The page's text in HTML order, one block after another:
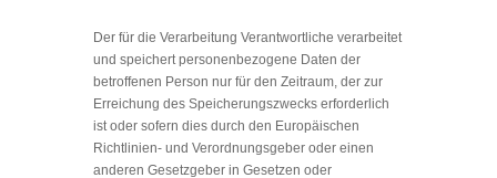
Der für die Verarbeitung Verantwortliche verarbeitet
und speichert personenbezogene Daten der
betroffenen Person nur für den Zeitraum, der zur
Erreichung des Speicherungszwecks erforderlich
ist oder sofern dies durch den Europäischen
Richtlinien- und Verordnungsgeber oder einen
anderen Gesetzgeber in Gesetzen oder